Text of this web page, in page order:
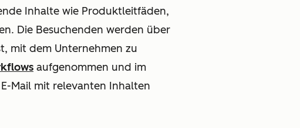
Inhalte wie Produktleitfäden,
Die Besuchenden werden über
mit dem Unternehmen zu
aufgenommen und im
Mail mit relevanten Inhalten